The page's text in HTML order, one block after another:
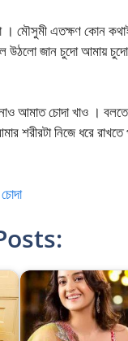
। মৌসুমী এতক্ষণ কোন
উঠলো জান চুদো আমায়
আমাত চোদা খাও । বলতে
শরীরটা নিজে ধরে রাখতে